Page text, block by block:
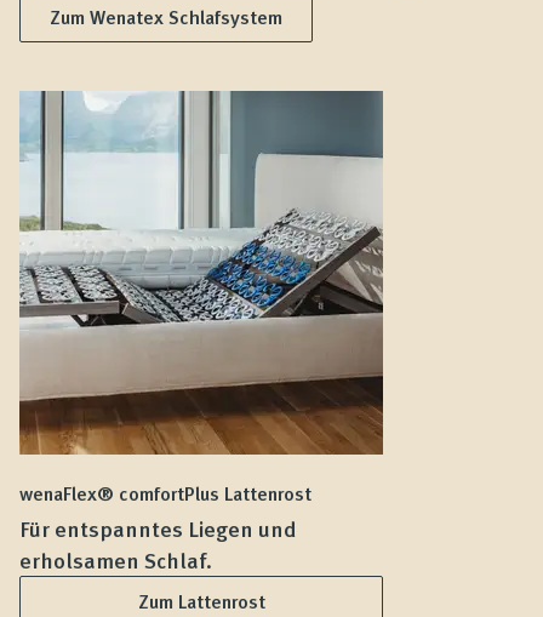
Zum Wenatex Schlafsystem
wenaFlex® comfortPlus Lattenrost
Für entspanntes Liegen und
erholsamen Schlaf.
Zum Lattenrost